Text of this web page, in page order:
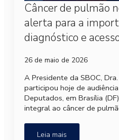
Câncer de pulmão
alerta para a
diagnóstico e
26 de maio de 2026
A Presidente da SBOC,
participou hoje de
Deputados, em Brasília
integral ao câncer de
Leia mais